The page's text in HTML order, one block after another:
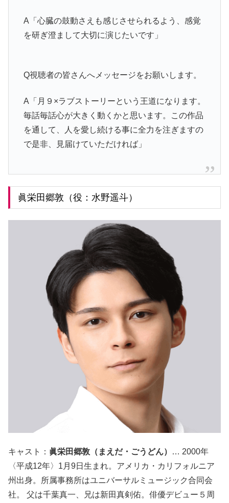
A「心臓の鼓動さえも感じさせられるよう、感覚
を研ぎ澄まして大切に演じたいです」
Q視聴者の皆さんへメッセージをお願いします。
A「月９×ラブストーリーという王道になります。
毎話毎話心が大きく動くかと思います。この作品
を通して、人を愛し続ける事に全力を注ぎますの
で是非、見届けていただければ」
眞栄田郷敦（役：水野遥斗）
キャスト： 眞栄田郷敦（まえだ・ごうどん）
… 2000年
〈平成12年〉1月9日生まれ。アメリカ・カリフォルニア
州出身。所属事務所はユニバーサルミュージック合同会
社。 父は千葉真一、兄は新田真剣佑。俳優デビュー５周